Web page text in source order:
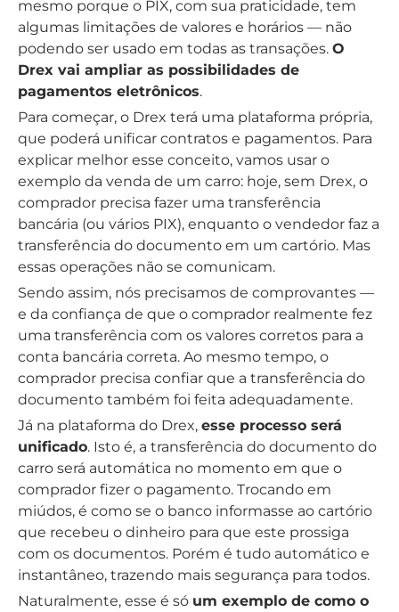
mesmo porque o PIX, com sua praticidade, tem
algumas limitações de valores e horários — não
podendo ser usado em todas as transações. O
Drex vai ampliar as possibilidades de
pagamentos eletrônicos.
Para começar, o Drex terá uma plataforma própria,
que poderá unificar contratos e pagamentos. Para
explicar melhor esse conceito, vamos usar o
exemplo da venda de um carro: hoje, sem Drex, o
comprador precisa fazer uma transferência
bancária (ou vários PIX), enquanto o vendedor faz a
transferência do documento em um cartório. Mas
essas operações não se comunicam.
Sendo assim, nós precisamos de comprovantes —
e da confiança de que o comprador realmente fez
uma transferência com os valores corretos para a
conta bancária correta. Ao mesmo tempo, o
comprador precisa confiar que a transferência do
documento também foi feita adequadamente.
Já na plataforma do Drex, esse processo será
unificado. Isto é, a transferência do documento do
carro será automática no momento em que o
comprador fizer o pagamento. Trocando em
miúdos, é como se o banco informasse ao cartório
que recebeu o dinheiro para que este prossiga
com os documentos. Porém é tudo automático e
instantâneo, trazendo mais segurança para todos.
Naturalmente, esse é só um exemplo de como o